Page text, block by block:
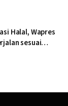
Wapres
sesuai